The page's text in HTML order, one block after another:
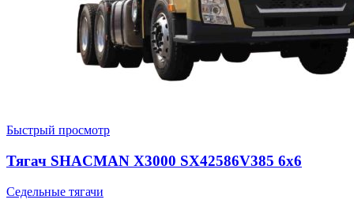
Быстрый просмотр
Тягач SHACMAN X3000 SX42586V385 6х6
Седельные тягачи